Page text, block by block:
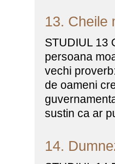
13. Cheile
STUDIUL 13
persoana
vechi
de oameni
sustin ca ar
14.